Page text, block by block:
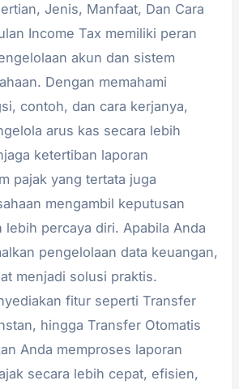
Jenis, Manfaat, Dan Cara
Income Tax memiliki peran
akun dan sistem
Dengan memahami
contoh, dan cara kerjanya,
arus kas secara lebih
ketertiban laporan
pajak yang tertata juga
mengambil keputusan
lebih percaya diri. Apabila Anda
pengelolaan data keuangan,
menjadi solusi praktis.
fitur seperti Transfer
hingga Transfer Otomatis
Anda memproses laporan
secara lebih cepat, efisien,